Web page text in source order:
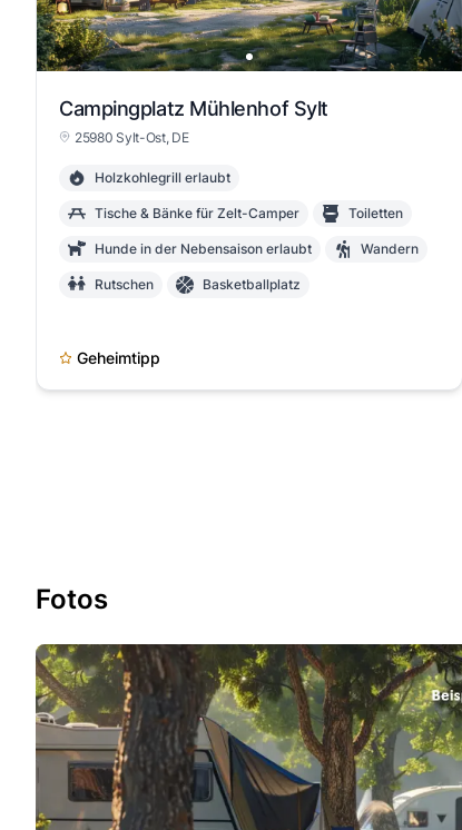
Campingplatz Mühlenhof Sylt
25980 Sylt-Ost, DE
Holzkohlegrill erlaubt
Tische & Bänke für Zelt-Camper Toiletten
Hunde in der Nebensaison erlaubt Wandern
Rutschen Basketballplatz
Geheimtipp
Fotos